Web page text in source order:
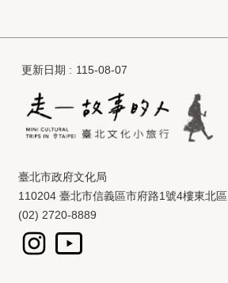
更新日期 115-08-07
臺北市政府文化局
110204 臺北市信義區市府路1號4樓東北區
(02) 2720-8889